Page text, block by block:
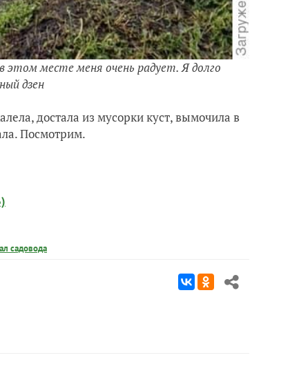
месте меня очень радует. Я долго
дзен
достала из мусорки куст, вымочила в
Посмотрим.
садовода